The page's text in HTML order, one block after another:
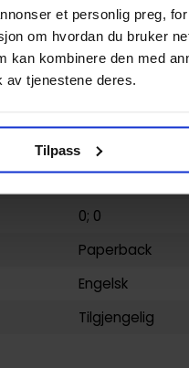
et personlig preg,
om hvordan du bruker
kan kombinere den med
av tjenestene deres.
Tilpass
Tomu Ohmi
192
Viz Media
1
0; 0
Paperback
Engelsk
Tilgjengelig